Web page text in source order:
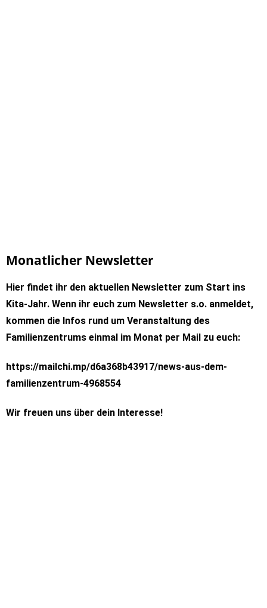
Monatlicher Newsletter
Hier findet ihr den aktuellen Newsletter zum Start ins
Kita-Jahr. Wenn ihr euch zum Newsletter s.o. anmeldet,
kommen die Infos rund um Veranstaltung des
Familienzentrums einmal im Monat per Mail zu euch:
https://mailchi.mp/d6a368b43917/news-aus-dem-
familienzentrum-4968554
Wir freuen uns über dein Interesse!